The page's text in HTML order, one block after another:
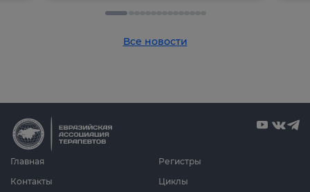
Все новости
Главная
Циклы
Регистры
Контакты